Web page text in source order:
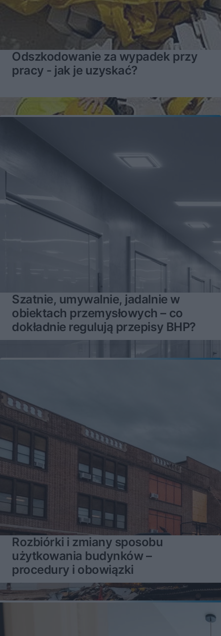
Odszkodowanie za wypadek przy
pracy - jak je uzyskać?
Szatnie, umywalnie, jadalnie w
obiektach przemysłowych – co
dokładnie regulują przepisy BHP?
Rozbiórki i zmiany sposobu
użytkowania budynków –
procedury i obowiązki